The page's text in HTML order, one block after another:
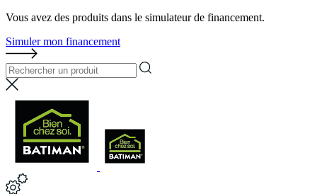
Vous avez des produits dans le simulateur de financement.
Simuler mon financement